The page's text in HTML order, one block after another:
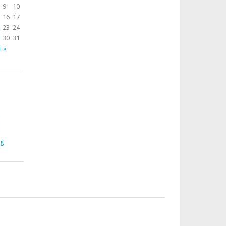
»
9
10
16 17
23 24
30 31